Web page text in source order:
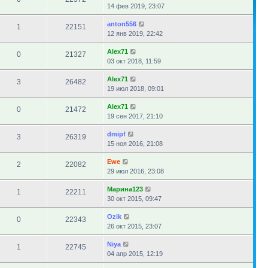
14 фев 2019, 23:07
1 22151
anton556
12 янв 2019, 22:42
0 21327
Alex71
03 окт 2018, 11:59
3 26482
Alex71
19 июл 2018, 09:01
0 21472
Alex71
19 сен 2017, 21:10
3 26319
dmipf
15 ноя 2016, 21:08
2 22082
Ewe
29 июл 2016, 23:08
1 22211
Марина123
30 окт 2015, 09:47
0 22343
Ozik
26 окт 2015, 23:07
1 22745
Niya
04 апр 2015, 12:19